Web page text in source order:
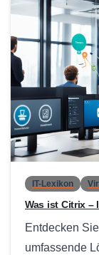
IT-Lexikon
Was ist Citrix –
Entdecken
umfassende